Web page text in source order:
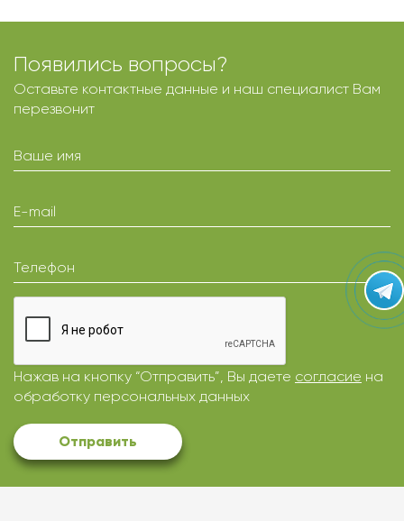
Появились вопросы?
Оставьте контактные данные и наш специалист Вам
перезвонит
Ваше имя
E-mail
Телефон
Нажав на кнопку “Отправить”, Вы даете согласие на
обработку персональных данных
Отправить